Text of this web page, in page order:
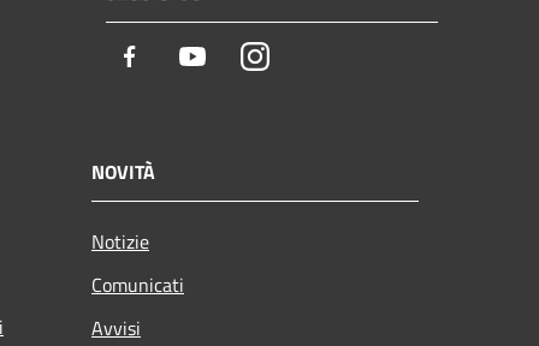
Facebook YoutubeInstagram
NOVITÀ
Notizie
Comunicati
Avvisi